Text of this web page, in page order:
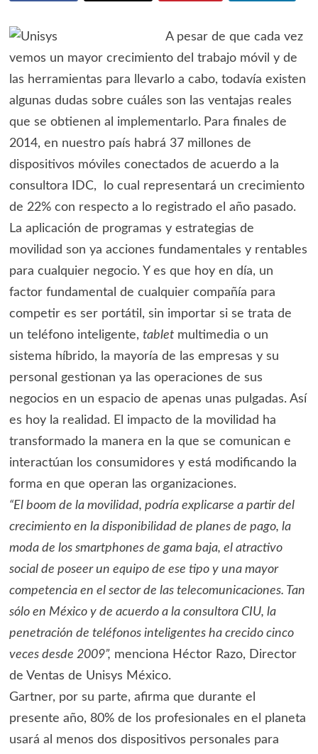
A pesar de que cada vez
vemos un mayor crecimiento del trabajo móvil y de
las herramientas para llevarlo a cabo, todavía existen
algunas dudas sobre cuáles son las ventajas reales
que se obtienen al implementarlo. Para finales de
2014, en nuestro país habrá 37 millones de
dispositivos móviles conectados de acuerdo a la
consultora IDC, lo cual representará un crecimiento
de 22% con respecto a lo registrado el año pasado.
La aplicación de programas y estrategias de
movilidad son ya acciones fundamentales y rentables
para cualquier negocio. Y es que hoy en día, un
factor fundamental de cualquier compañía para
competir es ser portátil, sin importar si se trata de
un teléfono inteligente, tabletmultimedia o un
sistema híbrido, la mayoría de las empresas y su
personal gestionan ya las operaciones de sus
negocios en un espacio de apenas unas pulgadas. Así
es hoy la realidad. El impacto de la movilidad ha
transformado la manera en la que se comunican e
interactúan los consumidores y está modificando la
forma en que operan las organizaciones.
“El boom de la movilidad, podría explicarse a partir del
crecimiento en la disponibilidad de planes de pago, la
moda de los smartphones de gama baja, el atractivo
social de poseer un equipo de ese tipo y una mayor
competencia en el sector de las telecomunicaciones. Tan
sólo en México y de acuerdo a la consultora CIU, la
penetración de teléfonos inteligentes ha crecido cinco
veces desde 2009”, menciona Héctor Razo, Director
de Ventas de Unisys México.
Gartner, por su parte, afirma que durante el
presente año, 80% de los profesionales en el planeta
usará al menos dos dispositivos personales para